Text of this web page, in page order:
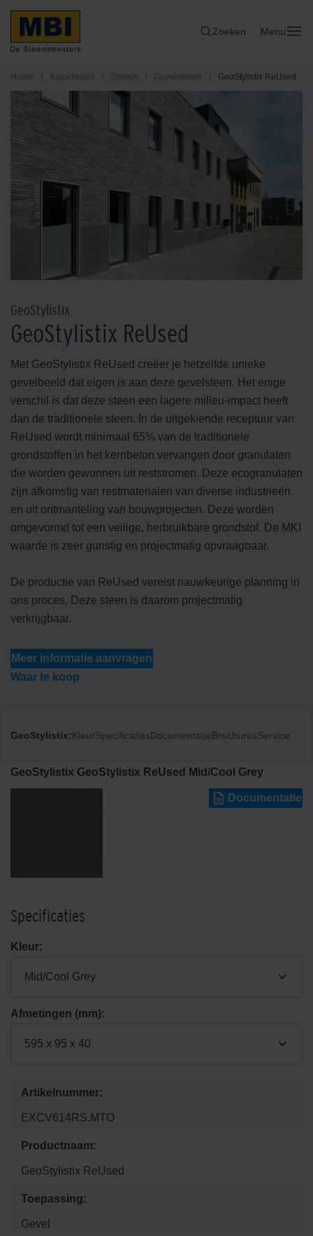
Zoeken Menu
Home / Assortiment / Stenen / Gevelstenen / GeoStylistix ReUsed
GeoStylistix
GeoStylistix ReUsed
Met GeoStylistix ReUsed creëer je hetzelfde unieke
gevelbeeld dat eigen is aan deze gevelsteen. Het enige
verschil is dat deze steen een lagere milieu-impact heeft
dan de traditionele steen. In de uitgekiende receptuur van
ReUsed wordt minimaal 65% van de traditionele
grondstoffen in het kernbeton vervangen door granulaten
die worden gewonnen uit reststromen. Deze ecogranulaten
zijn afkomstig van restmaterialen van diverse industrieën
en uit ontmanteling van bouwprojecten. Deze worden
omgevormd tot een veilige, herbruikbare grondstof. De MKI
waarde is zeer gunstig en projectmatig opvraagbaar.
De productie van ReUsed vereist nauwkeurige planning in
ons proces. Deze steen is daarom projectmatig
verkrijgbaar.
Meer informatie aanvragen
Waar te koop
GeoStylistix:KleurSpecificatiesDocumentatieBrochuresService
GeoStylistix GeoStylistix ReUsed Mid/Cool Grey
Documentatie
Specificaties
Kleur:
Mid/Cool Grey
Afmetingen (mm):
595 x 95 x 40
Artikelnummer:
EXCV614RS.MTO
Productnaam:
GeoStylistix ReUsed
Toepassing:
Gevel